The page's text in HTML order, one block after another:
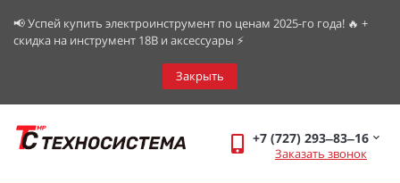
📢 Успей купить электроинструмент по ценам 2025-го года! 🔥 +
скидка на инструмент 18В и аксессуары ⚡️
Закрыть
+7 (727) 293‒83‒16
Заказать звонок